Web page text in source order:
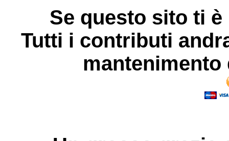
Se questo sito ti
Tutti i contributi